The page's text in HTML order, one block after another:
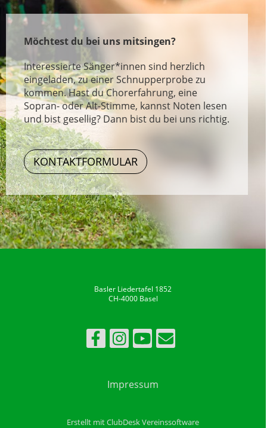
Möchtest du bei uns mitsingen?
Interessierte Sänger*innen sind herzlich
eingeladen, zu einer Schnupperprobe zu
kommen. Hast du Chorerfahrung, eine
Sopran- oder Alt-Stimme, kannst Noten lesen
und bist gesellig? Dann bist du bei uns richtig.
KONTAKTFORMULAR
Basler Liedertafel 1852
CH-4000 Basel
Impressum
Erstellt mit ClubDesk Vereinssoftware